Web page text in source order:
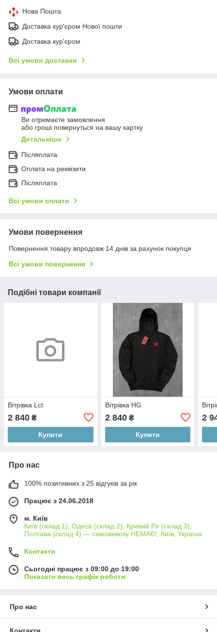
Нова Пошта
Доставка кур'єром Нової пошти
Доставка кур'єром
Всі умови доставки
Умови оплати
Ви отримаєте замовлення
або гроші повернуться на вашу картку
Детальніше
Післяплата
Оплата на реквізити
Післяплата
Всі умови оплати
Умови повернення
Повернення товару впродовж 14 днів за рахунок покупця
Всі умови повернення
Подібні товари компанії
Вітрівка Lct
2 840 ₴
Купити
Вітрівка HG
2 840₴
Купити
2
Про нас
100% позитивних з 25 відгуків за рік
Працює з 24.06.2018
м. Київ
Київ (склад 1), Одеса (склад 2), Кривий Ріг (склад 3),
Полтава (склад 4) — самовивозу НЕМАЄ!, Київ, Україна
Контакти
Сьогодні працює з 09:00 до 19:00
Показати весь графік роботи
Про нас